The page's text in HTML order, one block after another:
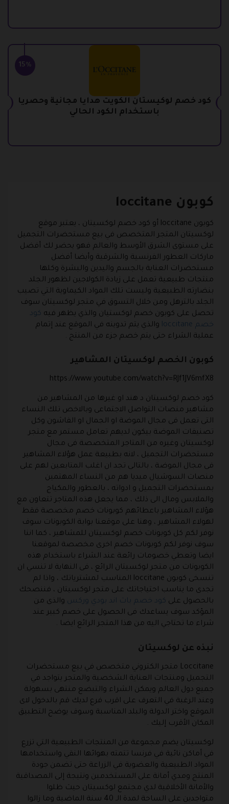
15%
كود خصم لوكيستان الكويت هدايا مجانية وحصريا
باستخدام الكود الحالي
كوبون loccitane
كوبون loccitane أو كود خصم لوكسيتان ، يعتبر موقع
لوكسيتان المتجر المتخصص في بيع مستحضرات التجميل
على مستوى الشرق الأوسط والعالم فهو يحضر لك أفضل
ماركات العطور الفرنسية والشرقية وأيضا أفضل
مستحضرات العناية بالجسم واليدين والبشرة وكلها
منتجات طبيعية تعمل على زيادة الكولاجين لظهور الجلد
بنضارته الطبيعية وليست تلك المواد الكيماوية التي تصيب
الجلد بالترهل ومن خلال التسوق في متجر لوكسيتان سوف
تحصل على كوبون خصم لوكستيان والذي يظهر فيه كود
خصم loccitane
والذي يتم تدوينه في الموقع عند إتمام
عملية الشراء حتى يتم خصم جزء من المنتج .
كوبون الخصم لوكسيتان المشاهير
https://www.youtube.com/watch?v=RJf1JV6mfX8
كود خصم لوكسيتان د هند او غيرها من المشاهير من
مشاهير منصات التواصل الاجتماعى وبالاخص تلك النساء
التى تعمل فى مجال الموضة او الجمال او الفاشون وكل
تصنيفات الموضة بيكون لديهم تعامل مستمر مع متجر
لوكسيتان وغيره من المتاجر المتخصصة فى مجال
مستحضرات التجميل ، لانه بطبيعة عمل هؤلاء المشاهير
فى مجال الموضة ، بالتالى تجد ان اغلب المتابعين لهم على
منصات السوشيال ميديا هم من النساء المهتمين
بمستحضرات التجميل و ادواته ، بالعطور والمكياج
والملابس ومال الى ذلك ، مما يجعل هذه المتاجر تتعاون مع
هؤلاء المشاهير باعطائهم كوبونات خصم مخصصة فقط
لهولاء المشاهير ، وهنا على موقعنا بوابة الكوبونات سوف
نوفر لكم كل كوبونات خصم لوكسيتان للمشاهير ، كما اننا
سوف نوفر لكم كوبونات خصم اخرى مخصصة لموقعنا
ايضا وتعطي خصومات رائعة عند الشراء باستخدام هذه
الكوبونات من متجر لوكسيتان الرائع ، فى النهاية لا تنسي ان
تنسخى كوبون loccitane المناسب لمشترياتك ، واذا لم
تجدى ما يناسب احتياجاتك على متجر لوكسيتان ، فننصحك
بالحصول على كود خصم باث اند بودي وركس والذى من
المؤكد سوف يساعدك فى الحصول على خصم كبير عند
شراء ما تحتاجي اليه من هذا المتجر الرائع ايضا .
نبذه عن لوكسيتان
Loccitane متجر الكتروني متخصص في بيع مستحضرات
التجميل ومنتجات العناية الشخصية والمتجر يتواجد في
جميع دول العالم ويمكن الشراء والتبضع منتهى بسهولة
وعند الرغبة في التعرف على اقرب فرع لديك قم بالدخول لاى
الموقع واختر الدولة والبلد المناسبة وسوف يوضح التطبيق
المكان الأقرب إليك .
لوكسيتان يضم مجموعة من المنتجات الطبيعية التي تزرع
في أماكن نائية في فرنسا تتمته بهوائها النقي واستخدامها
المواد الطبيعية والعضوية في الزراعة حتى تضمن جودة
المنتج ومدي أمانة على المستخدمين ونتيجة إلى المصداقية
والأمانة الأخلاقية لدي مجتمع لوكسيتان حيث ظلوا
متواجدين على الساحة لمدة الـ 40 سنة الماضية وما زالوا